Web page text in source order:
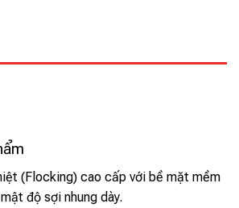
(Flocking) cao cấp với bề mặt mềm
độ sợi nhung dày.